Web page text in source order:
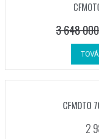
3 648
CFMOTO
2